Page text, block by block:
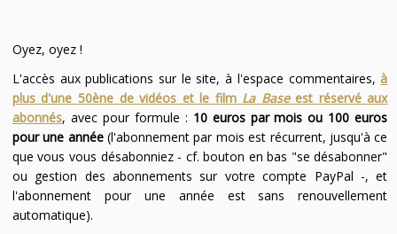
Oyez, oyez !
L'accès aux publications sur le site, à l'espace commentaires,à
plus d'une 50ène de vidéos et le film La Baseest réservé aux
abonnés, avec pour formule : 10 euros par mois ou 100 euros
pour une année(l'abonnement par mois est récurrent, jusqu'à ce
que vous vous désabonniez - cf. bouton en bas "se désabonner"
ou gestion des abonnements sur votre compte PayPal -, et
l'abonnement pour une année est sans renouvellement
automatique).